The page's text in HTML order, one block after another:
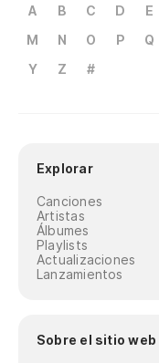
A B C D E
M
N O P Q
Y
Z #
Explorar
Canciones
Artistas
Álbumes
Playlists
Actualizaciones
Lanzamientos
Sobre el sitio web